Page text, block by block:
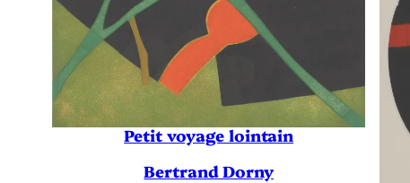
Petit voyage lointain
Bertrand Dorny